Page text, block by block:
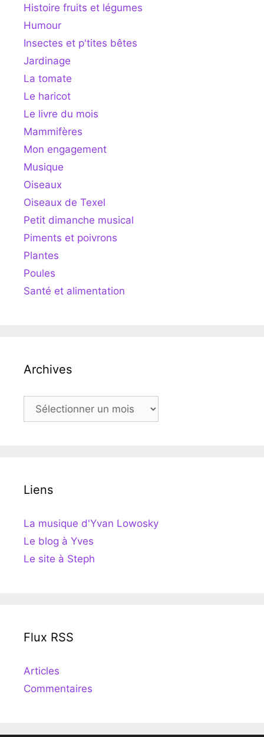
Histoire fruits et légumes
Humour
Insectes et p'tites bêtes
Jardinage
La tomate
Le haricot
Le livre du mois
Mammifères
Mon engagement
Musique
Oiseaux
Oiseaux de Texel
Petit dimanche musical
Piments et poivrons
Plantes
Poules
Santé et alimentation
Archives
Archives
Liens
La musique d'Yvan Lowosky
Le blog à Yves
Le site à Steph
Flux RSS
Articles
Commentaires